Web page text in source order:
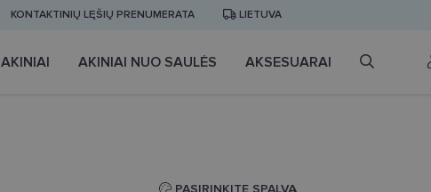
KONTAKTINIŲ LĘŠIŲ PRENUMERATA LIETUVA
AKINIAI AKINIAI NUO SAULĖS AKSESUARAI